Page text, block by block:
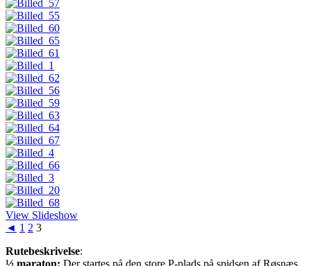
View Slideshow
◄ 1 2 3
Rutebeskrivelse:
½ maraton: Der startes på den store P-plads på spidsen af Røsnæs